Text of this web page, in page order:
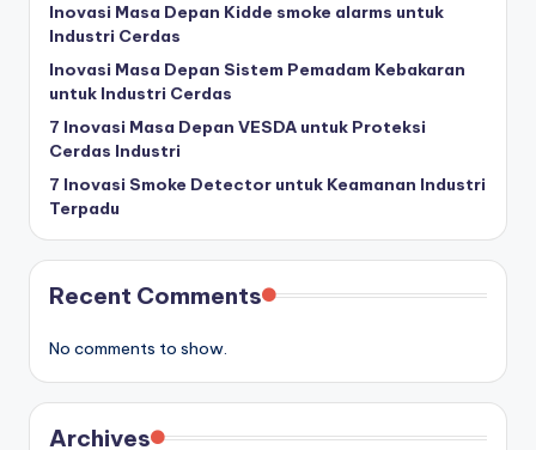
Inovasi Masa Depan Kidde smoke alarms untuk
Industri Cerdas
Inovasi Masa Depan Sistem Pemadam Kebakaran
untuk Industri Cerdas
7 Inovasi Masa Depan VESDA untuk Proteksi
Cerdas Industri
7 Inovasi Smoke Detector untuk Keamanan Industri
Terpadu
Recent Comments
No comments to show.
Archives